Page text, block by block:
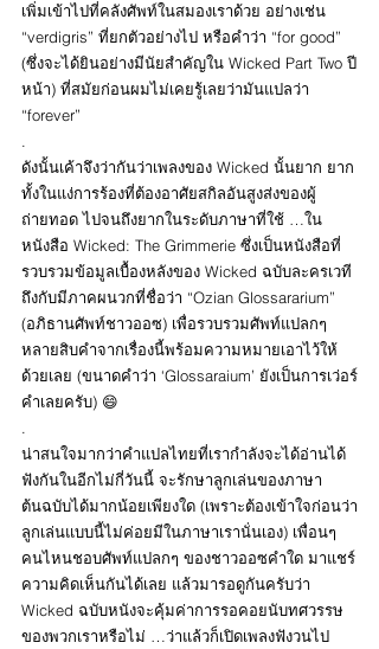
เพิ่มเข้าไปที่คลังศัพท์ในสมองเราด้วย อย่างเช่น
“verdigris” ที่ยกตัวอย่างไป หรือคำว่า “for good”
(ซึ่งจะได้ยินอย่างมีนัยสำคัญใน Wicked Part Two ปี
หน้า) ที่สมัยก่อนผมไม่เคยรู้เลยว่ามันแปลว่า
“forever”
.
ดังนั้นเค้าจึงว่ากันว่าเพลงของ Wicked นั้นยาก ยาก
ทั้งในแง่การร้องที่ต้องอาศัยสกิลอันสูงส่งของผู้
ถ่ายทอด ไปจนถึงยากในระดับภาษาที่ใช้ …ใน
หนังสือ Wicked: The Grimmerie ซึ่งเป็นหนังสือที่
รวบรวมข้อมูลเบื้องหลังของ Wicked ฉบับละครเวที
ถึงกับมีภาคผนวกที่ชื่อว่า “Ozian Glossararium”
(อภิธานศัพท์ชาวออซ) เพื่อรวบรวมศัพท์แปลกๆ
หลายสิบคำจากเรื่องนี้พร้อมความหมายเอาไว้ให้
ด้วยเลย (ขนาดคำว่า ‘Glossaraium’ ยังเป็นการเว่อร์
คำเลยครับ) 😄
.
น่าสนใจมากว่าคำแปลไทยที่เรากำลังจะได้อ่านได้
ฟังกันในอีกไม่กี่วันนี้ จะรักษาลูกเล่นของภาษา
ต้นฉบับได้มากน้อยเพียงใด (เพราะต้องเข้าใจก่อนว่า
ลูกเล่นแบบนี้ไม่ค่อยมีในภาษาเรานั่นเอง) เพื่อนๆ
คนไหนชอบศัพท์แปลกๆ ของชาวออซคำใด มาแชร์
ความคิดเห็นกันได้เลย แล้วมารอดูกันครับว่า
Wicked ฉบับหนังจะคุ้มค่าการรอคอยนับทศวรรษ
ของพวกเราหรือไม่ …ว่าแล้วก็เปิดเพลงฟังวนไป